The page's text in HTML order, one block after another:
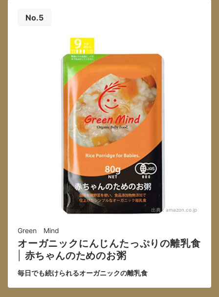
No.5
出典：amazon.co.jp
Green Mind
オーガニックにんじんたっぷりの離乳食
赤ちゃんのためのお粥
毎日でも続けられるオーガニックの離乳食